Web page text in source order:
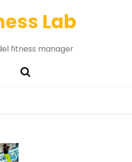
Lab
fitness manager